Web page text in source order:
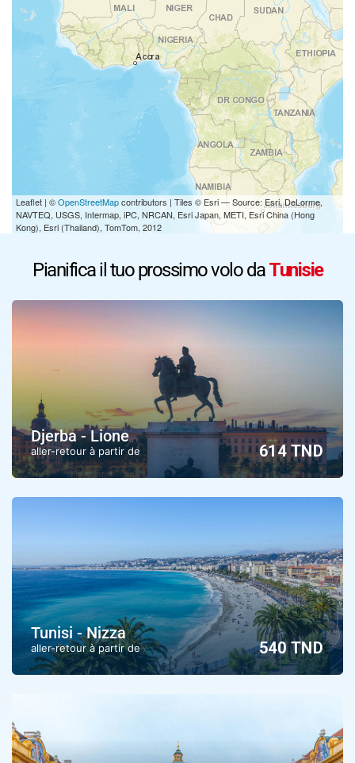
Leaflet | ©OpenStreetMapcontributors | Tiles © Esri — Source: Esri, DeLorme,
NAVTEQ, USGS, Intermap, iPC, NRCAN, Esri Japan, METI, Esri China (Hong
Kong), Esri (Thailand), TomTom, 2012
Pianifica il tuo prossimo volo daTunisie
Djerba - Lione
aller-retour à partir de 614 TND
Tunisi - Nizza
aller-retour à partir de 540 TND